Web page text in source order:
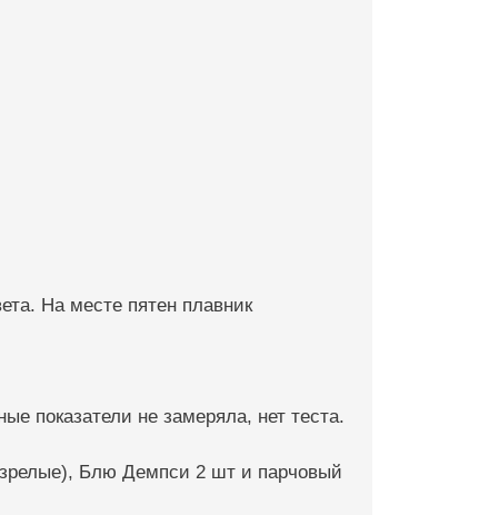
На месте пятен плавник
показатели не замеряла, нет теста.
Блю Демпси 2 шт и парчовый